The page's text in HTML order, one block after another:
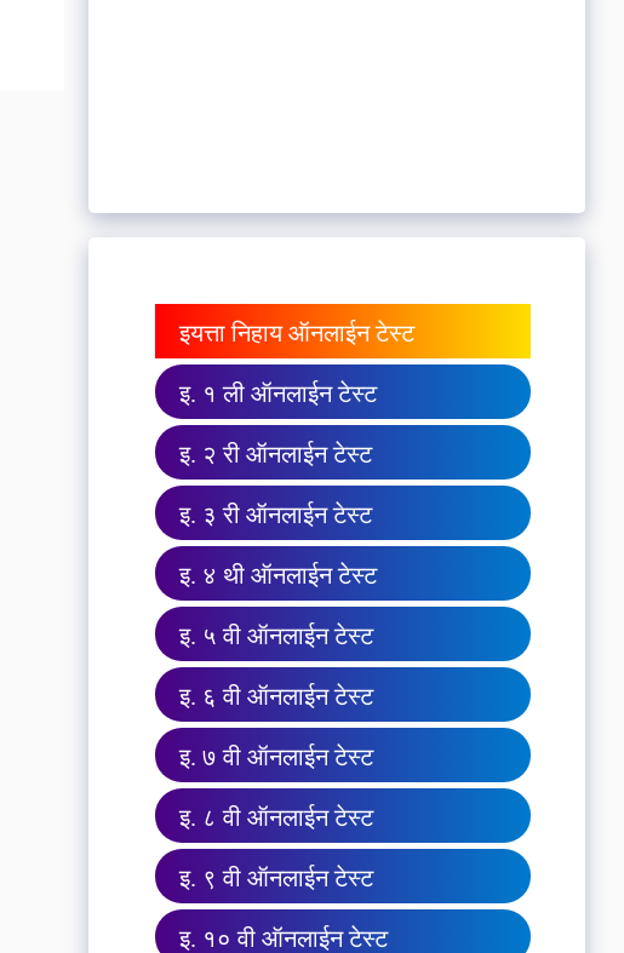
इयत्ता निहाय ऑनलाईन टेस्ट
इ. १ ली ऑनलाईन टेस्ट
इ. २ री ऑनलाईन टेस्ट
इ. ३ री ऑनलाईन टेस्ट
इ. ४ थी ऑनलाईन टेस्ट
इ. ५ वी ऑनलाईन टेस्ट
इ. ६ वी ऑनलाईन टेस्ट
इ. ७ वी ऑनलाईन टेस्ट
इ. ८ वी ऑनलाईन टेस्ट
इ. ९ वी ऑनलाईन टेस्ट
इ. १० वी ऑनलाईन टेस्ट